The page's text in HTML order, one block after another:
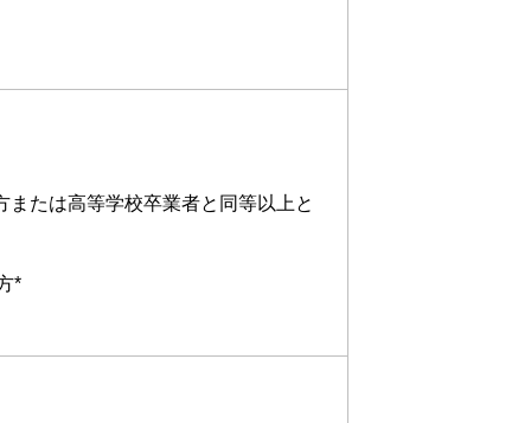
たは高等学校卒業者と同等以上と
*